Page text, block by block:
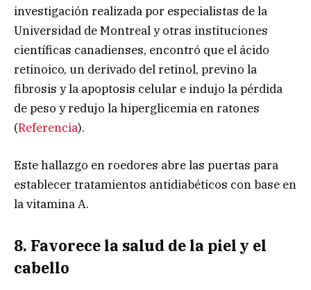
investigación realizada por especialistas de la
Universidad de Montreal y otras instituciones
científicas canadienses, encontró que el ácido
retinoico, un derivado del retinol, previno la
fibrosis y la apoptosis celular e indujo la pérdida
de peso y redujo la hiperglicemia en ratones
(Referencia).
Este hallazgo en roedores abre las puertas para
establecer tratamientos antidiabéticos con base en
la vitamina A.
8. Favorece la salud de la piel y el
cabello